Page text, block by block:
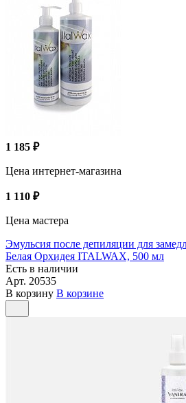
1 185 ₽
Цена интернет-магазина
1 110 ₽
Цена мастера
Эмульсия после депиляции для
Белая Орхидея ITALWAX, 500 мл
Есть в наличии
Арт. 20535
В корзину В корзине